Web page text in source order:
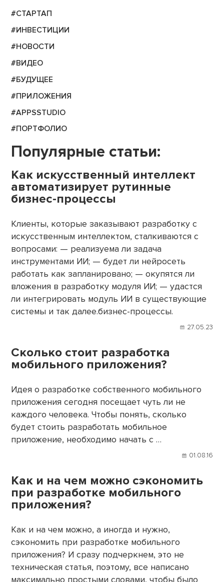
#СТАРТАП
#ИНВЕСТИЦИИ
#НОВОСТИ
#ВИДЕО
#БУДУЩЕЕ
#ПРИЛОЖЕНИЯ
#APPSSTUDIO
#ПОРТФОЛИО
Популярные статьи:
Как искусственный интеллект
автоматизирует рутинные
бизнес-процессы
Клиенты, которые заказывают разработку с
искусственным интеллектом, сталкиваются с
вопросами: — реализуема ли задача
инструментами ИИ; — будет ли нейросеть
работать как запланировано; — окупятся ли
вложения в разработку модуля ИИ; — удастся
ли интегрировать модуль ИИ в существующие
системы и так далее.бизнес-процессы.
27.05.23
Сколько стоит разработка
мобильного приложения?
Идея о разработке собственного мобильного
приложения сегодня посещает чуть ли не
каждого человека. Чтобы понять, сколько
будет стоить разработать мобильное
приложение, необходимо начать с …
01.08.16
Как и на чем можно сэкономить
при разработке мобильного
приложения?
Как и на чем можно, а иногда и нужно,
сэкономить при разработке мобильного
приложения? И сразу подчеркнем, это не
техническая статья, поэтому, все написано
максимально простыми словами, чтобы было